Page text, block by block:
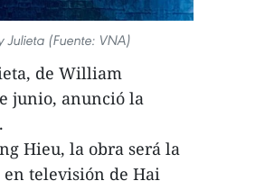
(Fuente: VNA)
de William
junio, anunció la
Hieu, la obra será la
televisión de Hai